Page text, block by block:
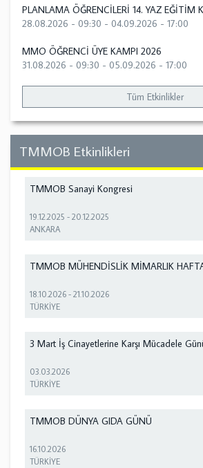
PLANLAMA ÖĞRENCİLERİ 14. YAZ EĞİTİM
28.08.2026 - 09:30 - 04.09.2026 - 17:00
MMO ÖĞRENCİ ÜYE KAMPI 2026
31.08.2026 - 09:30 - 05.09.2026 - 17:00
Tüm Etkinlikler
TMMOB Etkinlikleri
TMMOB Sanayi Kongresi
19.12.2025 -20.12.2025
ANKARA
TMMOB MÜHENDİSLİK MİMARLIK
18.10.2026 -21.10.2026
TÜRKİYE
3 Mart İş Cinayetlerine Karşı Mücadele
03.03.2026
TÜRKİYE
TMMOB DÜNYA GIDA GÜNÜ
16.10.2026
TÜRKİYE